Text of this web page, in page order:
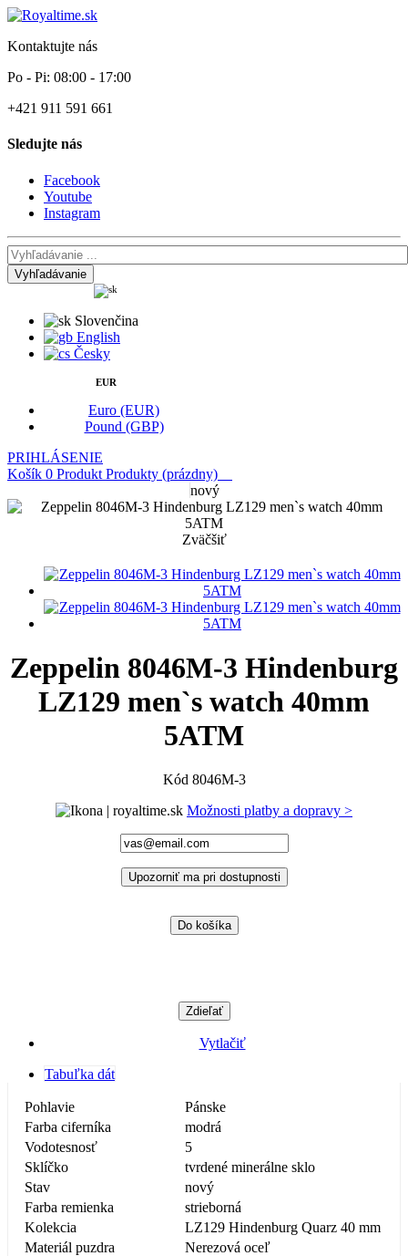
Kontaktujte nás
Po - Pi: 08:00 - 17:00
+421 911 591 661
Sledujte nás
Facebook
Youtube
Instagram
Vyhľadávanie
Slovenčina
English
Česky
EUR
Euro (EUR)
Pound (GBP)
PRIHLÁSENIE
Košík 0 Produkt Produkty (prázdny)
nový
Zväčšiť
Zeppelin 8046M-3 Hindenburg
LZ129 men`s watch 40mm
5ATM
Kód 8046M-3
Možnosti platby a dopravy >
Upozorniť ma pri dostupnosti
Do košíka
Zdieľať
Vytlačiť
Tabuľka dát
Pohlavie
Pánske
Farba ciferníka
modrá
Vodotesnosť
5
Sklíčko
tvrdené minerálne sklo
Stav
nový
Farba remienka
strieborná
Kolekcia
LZ129 Hindenburg Quarz 40 mm
Materiál puzdra
Nerezová oceľ